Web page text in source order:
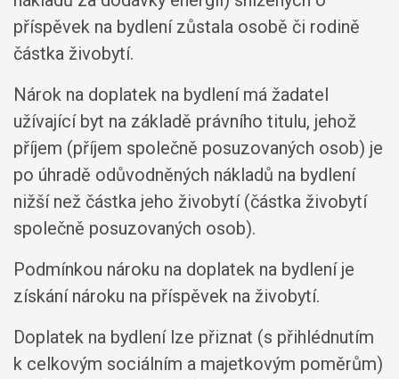
příspěvek na bydlení zůstala osobě či rodině
částka živobytí.
Nárok na doplatek na bydlení má žadatel
užívající byt na základě právního titulu, jehož
příjem (příjem společně posuzovaných osob) je
po úhradě odůvodněných nákladů na bydlení
nižší než částka jeho živobytí (částka živobytí
společně posuzovaných osob).
Podmínkou nároku na doplatek na bydlení je
získání nároku na příspěvek na živobytí.
Doplatek na bydlení lze přiznat (s přihlédnutím
k celkovým sociálním a majetkovým poměrům)